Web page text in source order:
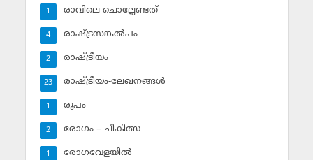
രാവിലെ ചൊല്ലേണ്ടത്
1
രാഷ്ട്രസങ്കല്‍പം
4
രാഷ്ട്രീയം
2
രാഷ്ട്രീയം-ലേഖനങ്ങള്‍
23
രൂപം
1
രോഗം – ചികിത്സ
2
രോഗവേളയില്‍
1